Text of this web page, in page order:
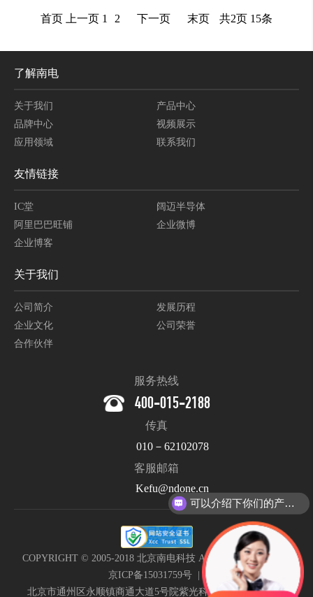
首页 上一页 1 2 下一页 末页 共2页 15条
了解南电
关于我们
产品中心
品牌中心
视频展示
应用领域
联系我们
友情链接
IC堂
阔迈半导体
阿里巴巴旺铺
企业微博
企业博客
关于我们
公司简介
发展历程
企业文化
公司荣誉
合作伙伴
服务热线
400-015-2188
传真
010－62102078
客服邮箱
Kefu@ndone.cn
COPYRIGHT © 2005-2018 北京南电科技 All Rights Reserved. |
京ICP备15031759号|
北京市通州区永顺镇商通大道5号院紫光科技园B111南电科技
可以介绍下你们的产品么？